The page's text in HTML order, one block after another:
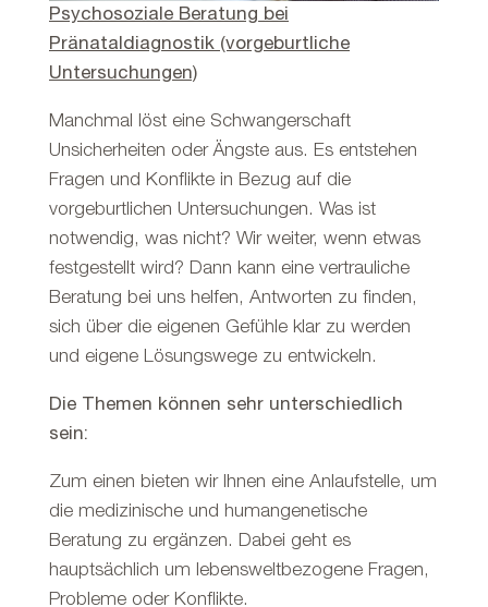
Psychosoziale Beratung bei
Pränataldiagnostik (vorgeburtliche
Untersuchungen)
Manchmal löst eine Schwangerschaft
Unsicherheiten oder Ängste aus. Es entstehen
Fragen und Konflikte in Bezug auf die
vorgeburtlichen Untersuchungen. Was ist
notwendig, was nicht? Wir weiter, wenn etwas
festgestellt wird? Dann kann eine vertrauliche
Beratung bei uns helfen, Antworten zu finden,
sich über die eigenen Gefühle klar zu werden
und eigene Lösungswege zu entwickeln.
Die Themen können sehr unterschiedlich
sein:
Zum einen bieten wir Ihnen eine Anlaufstelle, um
die medizinische und humangenetische
Beratung zu ergänzen. Dabei geht es
hauptsächlich um lebensweltbezogene Fragen,
Probleme oder Konflikte.